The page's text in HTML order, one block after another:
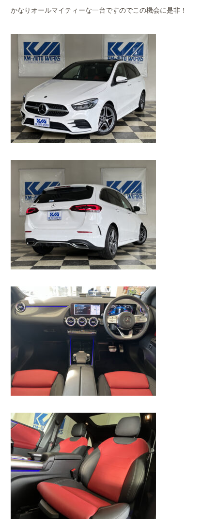
かなりオールマイティーな一台ですのでこの機会に是非！